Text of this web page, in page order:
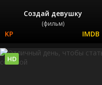
Создай девушку
(фильм)
HD